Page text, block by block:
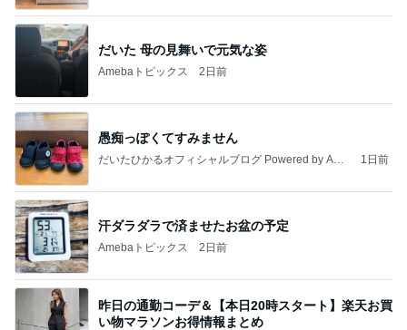
だいた 母の見舞いで元気な姿
Amebaトピックス 2日前
愚痴っぽくてすみません
だいたひかるオフィシャルブログ Powered by Ame
1日前
汗ダラダラで済ませたお盆の予定
Amebaトピックス 2日前
昨日の通勤コーデ＆【本日20時スタート】楽天お買
い物マラソンお得情報まとめ